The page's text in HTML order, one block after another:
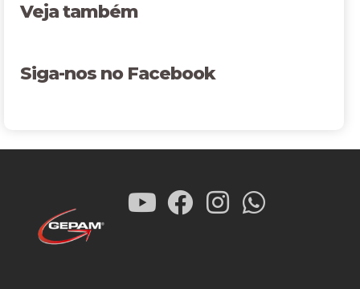
Veja também
Siga-nos no Facebook